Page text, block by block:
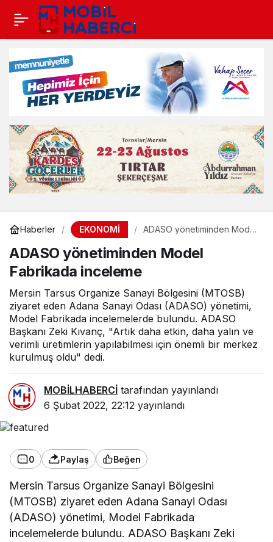
Haberler EKONOMİ
ADASO yönetiminden Model
ADASO yönetiminden Model
Fabrikada inceleme
Mersin Tarsus Organize Sanayi Bölgesini (MTOSB)
ziyaret eden Adana Sanayi Odası (ADASO) yönetimi,
Model Fabrikada incelemelerde bulundu. ADASO
Başkanı Zeki Kıvanç, "Artık daha etkin, daha yalın ve
verimli üretimlerin yapılabilmesi için önemli bir merkez
kurulmuş oldu" dedi.
MOBİLHABERCİ tarafından yayınlandı
6 Şubat 2022, 22:12 yayınlandı
0 Paylaş Beğen
Mersin Tarsus Organize Sanayi Bölgesini
(MTOSB) ziyaret eden Adana Sanayi Odası
(ADASO) yönetimi, Model Fabrikada
incelemelerde bulundu. ADASO Başkanı Zeki